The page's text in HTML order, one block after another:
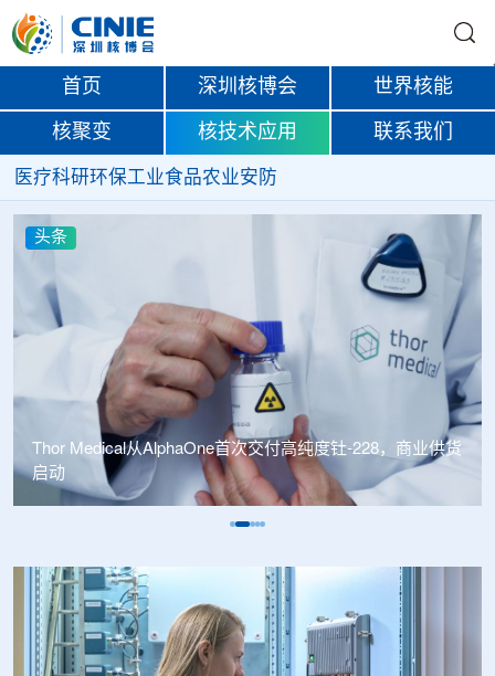
首页 深圳核博会 世界核能
核聚变 核技术应用 联系我们
医疗科研环保工业食品农业安防
头条
中广核达胜携手浙江嘉广束 打造国内首套全自主电子束固
化卷钢涂装产业链